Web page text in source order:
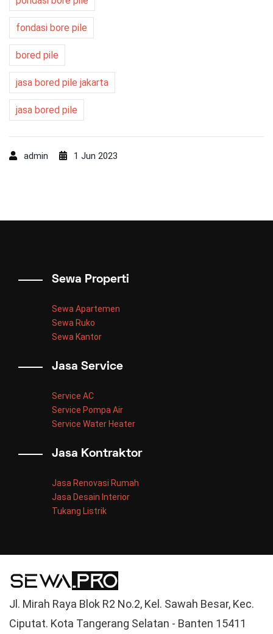
fondasi bore pile
bored pile
jasa bored pile jakarta
jasa bored pile
admin 1 Jun 2023
Sewa Properti
Sewa Apartemen
Sewa Ruko
Sewa Kantor
Jasa Service
Service AC
Service Pompa Air
Service Water Heater
Jasa Kontraktor
Jasa Renovasi Rumah
Jasa Desain Interior
Tukang Listrik
Jl. Mirah Raya Blok R2 No.2, Kel. Sawah Besar, Kec.
Ciputat. Kota Tangerang Selatan - Banten 15411